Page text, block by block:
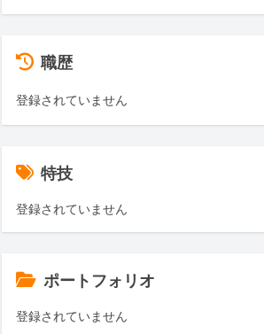
職歴
登録されていません
特技
登録されていません
ポートフォリオ
登録されていません